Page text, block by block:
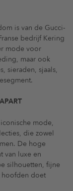
is van de Gucci-
bedrijf Kering
mode voor
maar ook
sieraden, sjaals,
mode,
die zowel
De hoge
van luxe en
silhouetten, fijne
hoofden doet